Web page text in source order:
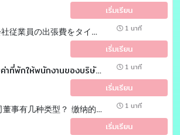
เริ่มเรียน
- EP.04 (JP) 親会社従業員の出張費をタイ子会社が負担した場合の税務取扱いとは？ Tax EZ sensei 1 นาที
เริ่มเรียน
- EP.04 (TH) จ่ายค่าที่พักให้พนักงานของบริษัทเเม่ เป็นค่าใช้จ่ายต้องห้ามหรือไม่ Tax EZ sensei 1 นาที
เริ่มเรียน
- EP.03 (CN) 公司董事有几种类型？ 缴纳的税款是否不同？ Tax EZ laoshi 1 นาที
เริ่มเรียน